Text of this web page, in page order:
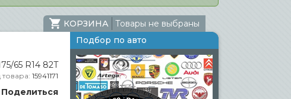
КОРЗИНА Товары не выбраны
товара: 15941171
Поделиться
Подбор по авто